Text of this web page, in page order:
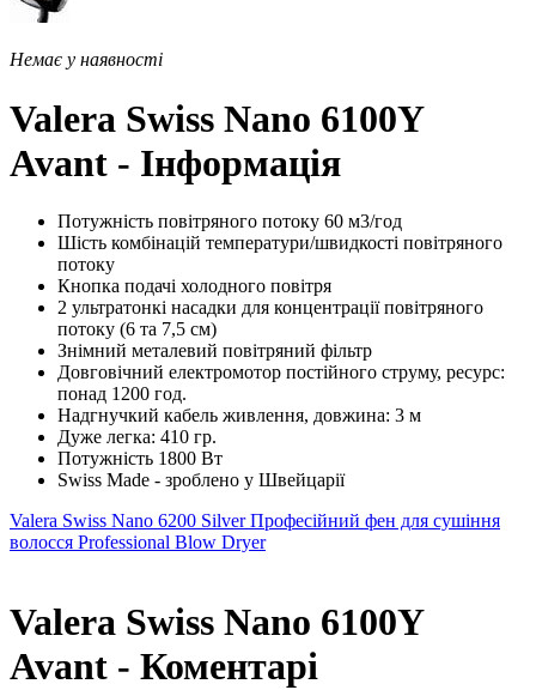
Немає у наявності
Valera Swiss Nano 6100Y
Avant - Інформація
Потужність повітряного потоку 60 м3/год
Шість комбінацій температури/швидкості повітряного
потоку
Кнопка подачі холодного повітря
2 ультратонкі насадки для концентрації повітряного
потоку (6 та 7,5 см)
Знімний металевий повітряний фільтр
Довговічний електромотор постійного струму, ресурс:
понад 1200 год.
Надгнучкий кабель живлення, довжина: 3 м
Дуже легка: 410 гр.
Потужність 1800 Вт
Swiss Made - зроблено у Швейцарії
Valera Swiss Nano 6200 SilverПрофесійний фен для сушіння
волосся Professional Blow Dryer
Valera Swiss Nano 6100Y
Avant - Коментарі